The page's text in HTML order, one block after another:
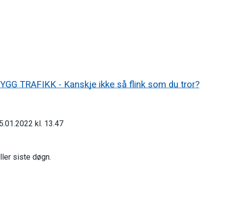
TRAFIKK - Kanskje ikke så flink som du tror?
kl. 13.47
siste døgn.